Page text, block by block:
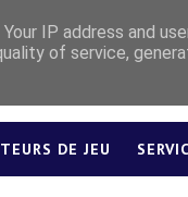
DE JEU
IP address and
of service,